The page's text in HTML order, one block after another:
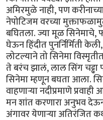
अमिरमुळे नाही, पण
नेपोटिजम वरच्या
बघितला. ज्या मूळ
घेऊन हिंदीत पुनर्निर्मिती
लोटल्याने तो सिनेमा
ते बरंच झालं, लाल सिंग चढ्ढा
सिनेमा म्हणून बघता आला.
वाहणाऱ्या नदीप्रमाणे
मन शांत करणारा अनुभव
अंगावर येणाऱ्या अतिरंजित